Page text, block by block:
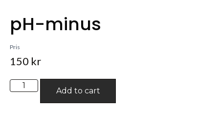
pH-minus
Pris
150 kr
Add to cart